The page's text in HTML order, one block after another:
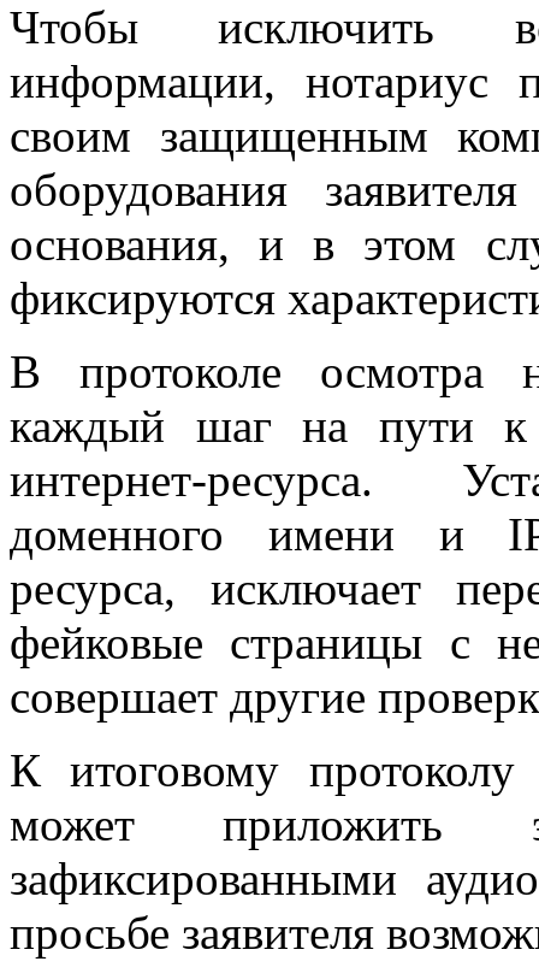
Чтобы исключить
информации, нотариус
своим защищенным
оборудования
основания, и в этом
фиксируются
В протоколе осмотра
каждый шаг на пути к
интернет-ресурса.
доменного имени и
ресурса, исключает
фейковые страницы с
совершает другие
К итоговому
может приложить
зафиксированными
просьбе заявителя